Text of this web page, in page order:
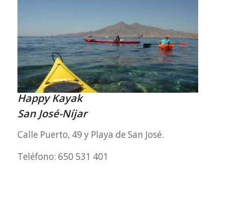
Happy Kayak
San José-Níjar
Calle Puerto, 49 y Playa de San José.
Teléfono: 650 531 401